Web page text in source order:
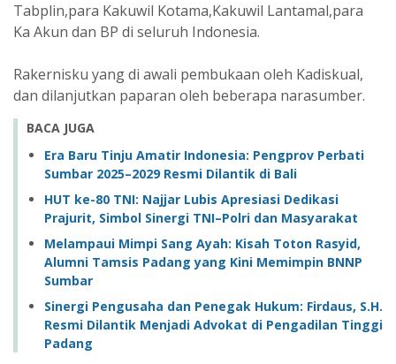
Tabplin,para Kakuwil Kotama,Kakuwil Lantamal,para
Ka Akun dan BP di seluruh Indonesia.
Rakernisku yang di awali pembukaan oleh Kadiskual,
dan dilanjutkan paparan oleh beberapa narasumber.
BACA JUGA
Era Baru Tinju Amatir Indonesia: Pengprov Perbati
Sumbar 2025–2029 Resmi Dilantik di Bali
HUT ke-80 TNI: Najjar Lubis Apresiasi Dedikasi
Prajurit, Simbol Sinergi TNI–Polri dan Masyarakat
Melampaui Mimpi Sang Ayah: Kisah Toton Rasyid,
Alumni Tamsis Padang yang Kini Memimpin BNNP
Sumbar
Sinergi Pengusaha dan Penegak Hukum: Firdaus, S.H.
Resmi Dilantik Menjadi Advokat di Pengadilan Tinggi
Padang